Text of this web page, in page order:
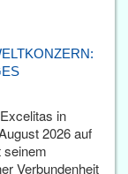
in
2026 auf
seinem
Verbundenheit